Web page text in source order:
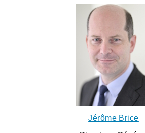
Jérôme Brice